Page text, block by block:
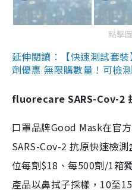
點擊
延伸閱讀：【快速測試套
劑優惠 無限購數量！可檢
fluorecare SARS-Cov-2
口罩品牌Good Mask在官
SARS-Cov-2 抗原快速檢
位每劑$18、每500劑/1箱
產品以鼻拭子採樣，10至